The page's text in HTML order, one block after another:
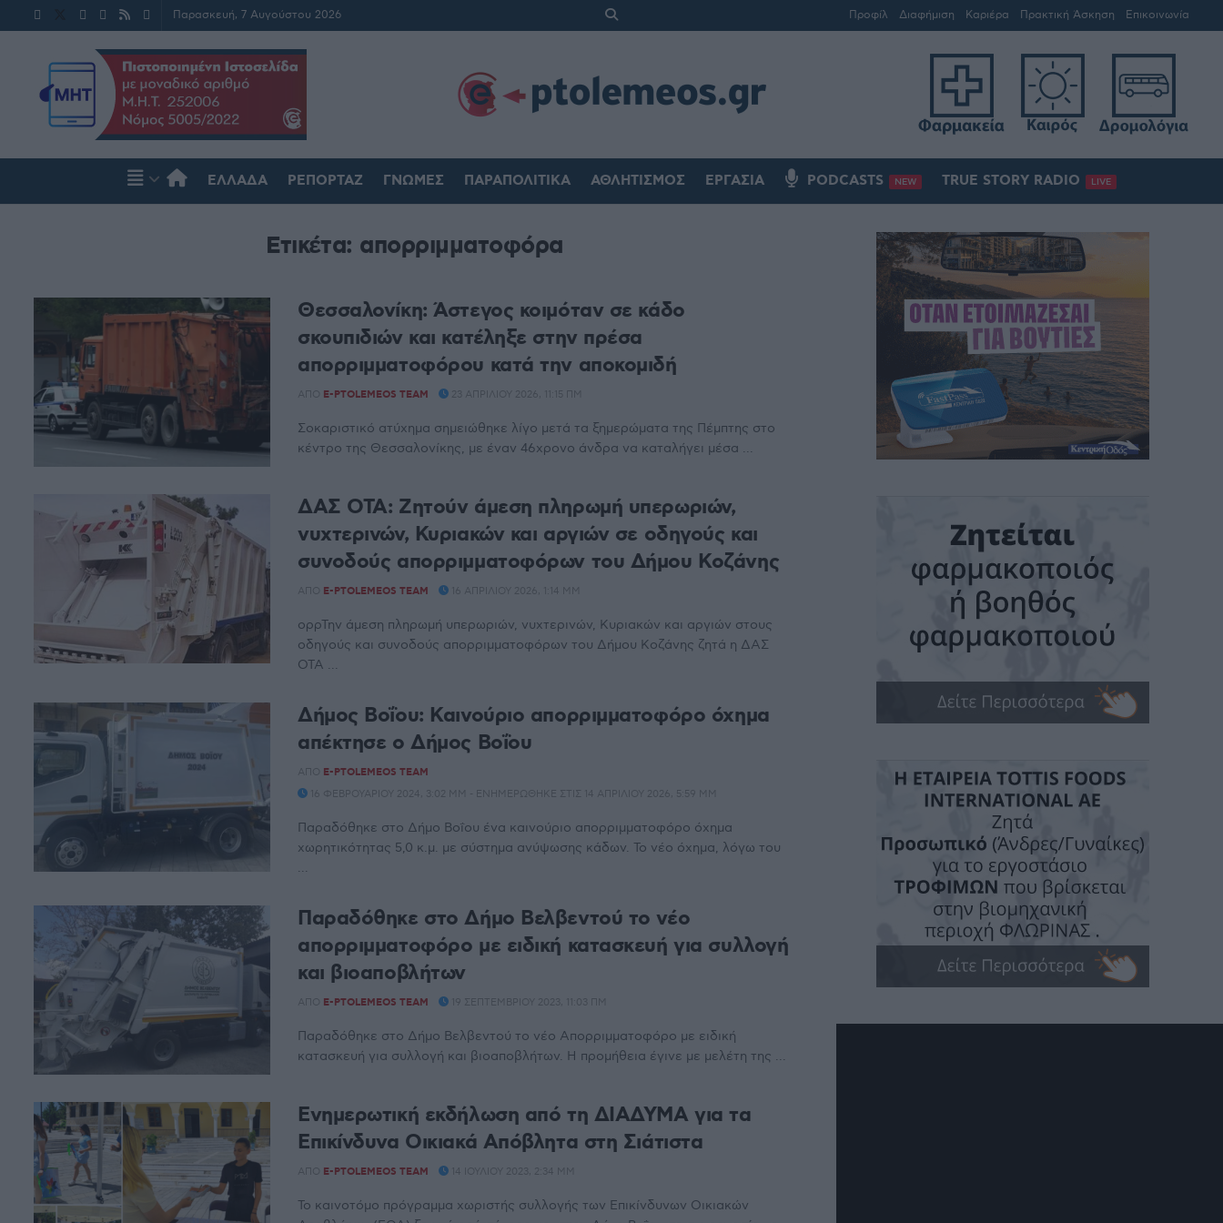
Παρασκευή, 7 Αυγούστου 2026 Προφίλ Διαφήμιση Καριέρα Πρακτική Άσκηση Επικοινωνία
ΕΛΛΆΔΑ ΡΕΠΟΡΤΆΖ ΓΝΏΜΕΣ ΠΑΡΑΠΟΛΙΤΙΚΆ ΑΘΛΗΤΙΣΜΌΣ ΕΡΓΑΣΊΑ PODCASTS NEW TRUE STORY RADIO LIVE
Ετικέτα: απορριμματοφόρα
Θεσσαλονίκη: Άστεγος κοιμόταν σε κάδο
σκουπιδιών και κατέληξε στην πρέσα
απορριμματοφόρου κατά την αποκομιδή
ΑΠΌ E-PTOLEMEOS TEAM 23 ΑΠΡΙΛΊΟΥ 2026, 11:15 ΠΜ
Σοκαριστικό ατύχημα σημειώθηκε λίγο μετά τα ξημερώματα της Πέμπτης στο
κέντρο της Θεσσαλονίκης, με έναν 46χρονο άνδρα να καταλήγει μέσα ...
ΔΑΣ ΟΤΑ: Ζητούν άμεση πληρωμή υπερωριών,
νυχτερινών, Κυριακών και αργιών σε οδηγούς και
συνοδούς απορριμματοφόρων του Δήμου Κοζάνης
ΑΠΌ E-PTOLEMEOS TEAM 16 ΑΠΡΙΛΊΟΥ 2026, 1:14 ΜΜ
ορρΤην άμεση πληρωμή υπερωριών, νυχτερινών, Κυριακών και αργιών στους
οδηγούς και συνοδούς απορριμματοφόρων του Δήμου Κοζάνης ζητά η ΔΑΣ
ΟΤΑ ...
Δήμος Βοΐου: Καινούριο απορριμματοφόρο όχημα
απέκτησε ο Δήμος Βοΐου
ΑΠΌ E-PTOLEMEOS TEAM
16 ΦΕΒΡΟΥΑΡΊΟΥ 2024, 3:02 ΜΜ - ΕΝΗΜΕΡΏΘΗΚΕ ΣΤΙΣ 14 ΑΠΡΙΛΊΟΥ 2026, 5:59 ΜΜ
Παραδόθηκε στο Δήμο Βοΐου ένα καινούριο απορριμματοφόρο όχημα
χωρητικότητας 5,0 κ.μ. με σύστημα ανύψωσης κάδων. Το νέο όχημα, λόγω του
...
Παραδόθηκε στο Δήμο Βελβεντού το νέο
απορριμματοφόρο με ειδική κατασκευή για συλλογή
και βιοαποβλήτων
ΑΠΌ E-PTOLEMEOS TEAM 19 ΣΕΠΤΕΜΒΡΊΟΥ 2023, 11:03 ΠΜ
Παραδόθηκε στο Δήμο Βελβεντού το νέο Απορριμματοφόρο με ειδική
κατασκευή για συλλογή και βιοαποβλήτων. Η προμήθεια έγινε με μελέτη της ...
Ενημερωτική εκδήλωση από τη ΔΙΑΔΥΜΑ για τα
Επικίνδυνα Οικιακά Απόβλητα στη Σιάτιστα
ΑΠΌ E-PTOLEMEOS TEAM 14 ΙΟΥΛΊΟΥ 2023, 2:34 ΜΜ
Το καινοτόμο πρόγραμμα χωριστής συλλογής των Επικίνδυνων Οικιακών